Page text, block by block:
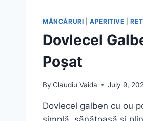
MÂNCĂRURI |APERITIVE |
Dovlecel
Poșat
By Claudiu Vaida July 9,
Dovlecel galben cu ou